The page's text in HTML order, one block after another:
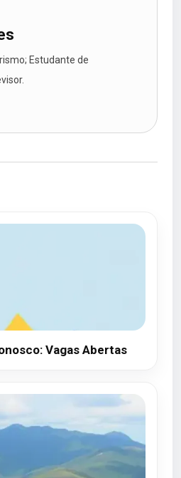
Estudante de
Vagas Abertas